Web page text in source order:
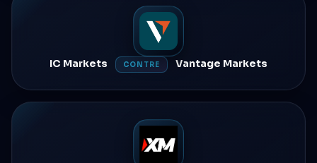
IC Markets CONTRE Vantage Markets